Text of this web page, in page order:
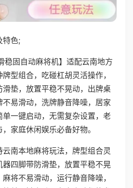
特色;
稳固自动麻将机】适配云南地方
型组合，吃碰杠胡灵活操作，
滑垫，放置平稳不晃动，出牌桌
易滑动，洗牌静音降噪，居家
一键启动，无需复杂设置，老
家庭休闲娱乐必备好物。
南本地麻将玩法，牌型组合灵
四脚带防滑垫，放置平稳不晃
将不易滑动，运行静音降噪，